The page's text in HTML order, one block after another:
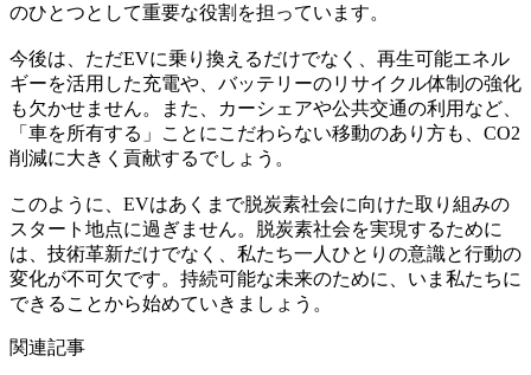
のひとつとして重要な役割を担っています。
今後は、ただEVに乗り換えるだけでなく、再生可能エネル
ギーを活用した充電や、バッテリーのリサイクル体制の強化
も欠かせません。また、カーシェアや公共交通の利用など、
「車を所有する」ことにこだわらない移動のあり方も、CO2
削減に大きく貢献するでしょう。
このように、EVはあくまで脱炭素社会に向けた取り組みの
スタート地点に過ぎません。脱炭素社会を実現するために
は、技術革新だけでなく、私たち一人ひとりの意識と行動の
変化が不可欠です。持続可能な未来のために、いま私たちに
できることから始めていきましょう。
関連記事